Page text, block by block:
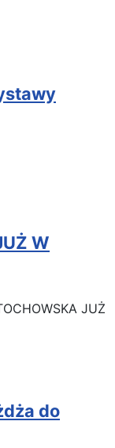
W
JUŻ
do